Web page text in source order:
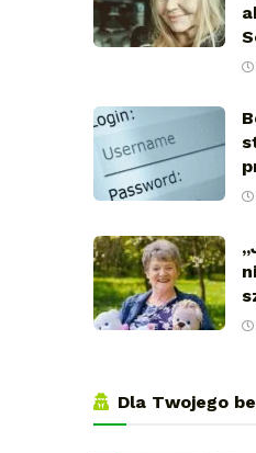
Dla Twojego